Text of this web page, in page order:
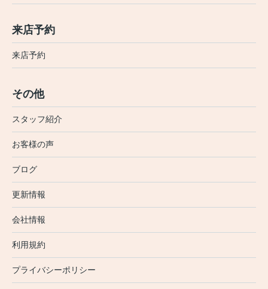
来店予約
来店予約
その他
スタッフ紹介
お客様の声
ブログ
更新情報
会社情報
利用規約
プライバシーポリシー